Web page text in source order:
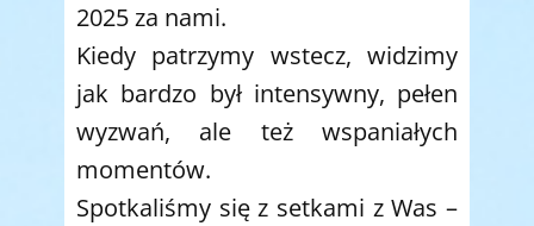
2025 za nami.
Kiedy patrzymy wstecz, widzimy
jak bardzo był intensywny, pełen
wyzwań, ale też wspaniałych
momentów.
Spotkaliśmy się z setkami z Was –